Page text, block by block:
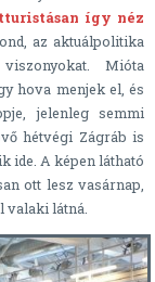
így néz
az aktuálpolitika
Mióta
hova menjek el, és
jelenleg semmi
hétvégi Zágráb is
ide. A képen látható
ott lesz vasárnap,
valaki látná.